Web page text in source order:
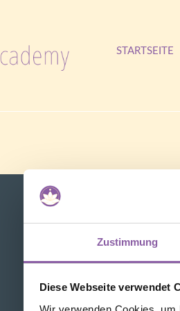
Zustimmung
Diese Webseite verwendet
STARTSEITE